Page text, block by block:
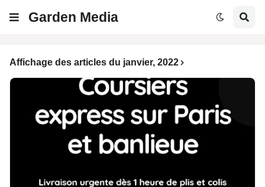
Garden Media
Affichage des articles du janvier, 2022